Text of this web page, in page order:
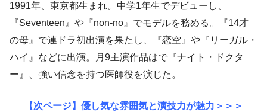
1991年、東京都生まれ。中学1年生でデビューし、
『Seventeen』や『non-no』でモデルを務める。『14才
の母』で連ドラ初出演を果たし、『恋空』や『リーガル・
ハイ』などに出演。月9主演作品はで『ナイト・ドクタ
ー』、強い信念を持つ医師役を演じた。
【次ページ】優し気な雰囲気と演技力が魅力＞＞＞